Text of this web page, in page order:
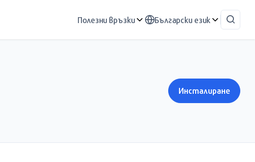
Полезни връзки Български език
Инсталиране